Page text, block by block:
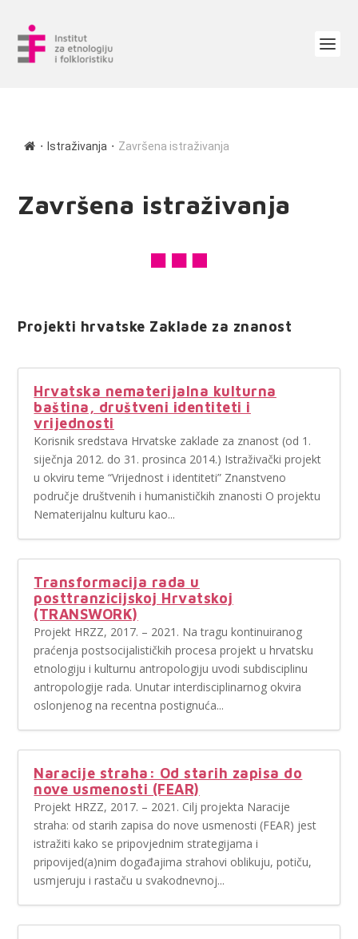
∙ Istraživanja ∙ Završena istraživanja
Završena istraživanja
Projekti hrvatske Zaklade za znanost
Hrvatska nematerijalna kulturna
baština, društveni identiteti i
vrijednosti
Korisnik sredstava Hrvatske zaklade za znanost (od 1.
siječnja 2012. do 31. prosinca 2014.) Istraživački projekt
u okviru teme “Vrijednost i identiteti” Znanstveno
područje društvenih i humanističkih znanosti O projektu
Nematerijalnu kulturu kao...
Transformacija rada u
posttranzicijskoj Hrvatskoj
(TRANSWORK)
Projekt HRZZ, 2017. – 2021. Na tragu kontinuiranog
praćenja postsocijalističkih procesa projekt u hrvatsku
etnologiju i kulturnu antropologiju uvodi subdisciplinu
antropologije rada. Unutar interdisciplinarnog okvira
oslonjenog na recentna postignuća...
Naracije straha: Od starih zapisa do
nove usmenosti (FEAR)
Projekt HRZZ, 2017. – 2021. Cilj projekta Naracije
straha: od starih zapisa do nove usmenosti (FEAR) jest
istražiti kako se pripovjednim strategijama i
pripovijed(a)nim događajima strahovi oblikuju, potiču,
usmjeruju i rastaču u svakodnevnoj...